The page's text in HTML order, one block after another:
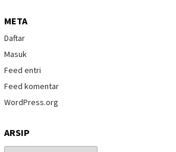
META
Daftar
Masuk
Feed entri
Feed komentar
WordPress.org
ARSIP